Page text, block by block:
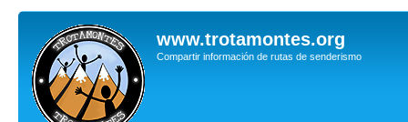
www.trotamontes.org
Compartir información de rutas de senderismo